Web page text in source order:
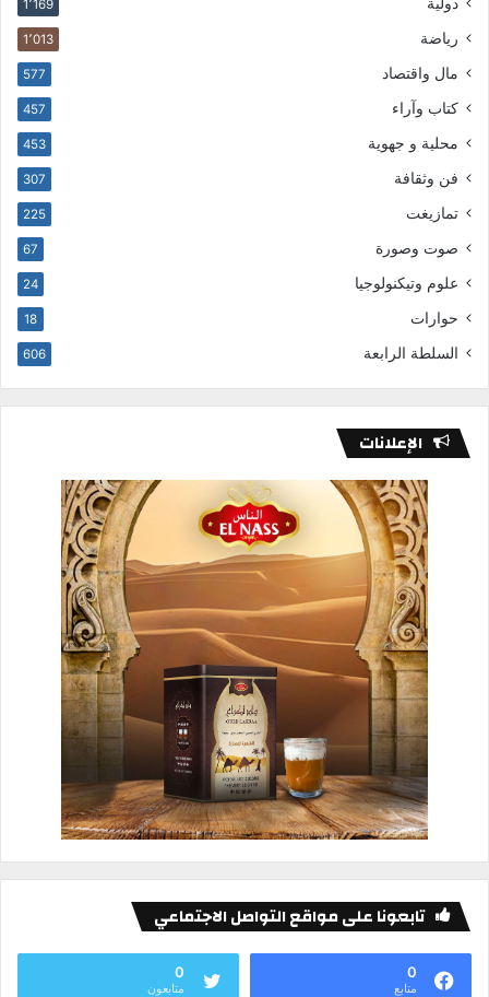
دولية 1٬169
رياضة 1٬013
مال واقتصاد 577
كتاب وآراء 457
محلية و جهوية 453
فن وثقافة 307
تمازيغت 225
صوت وصورة 67
علوم وتيكنولوجيا 24
حوارات 18
السلطة الرابعة 606
الإعلانات
تابعونا على مواقع التواصل الاجتماعي
0
متابع
0
متابعون